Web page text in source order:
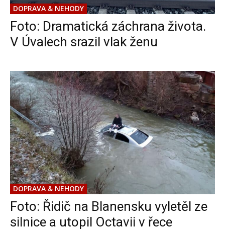
DOPRAVA & NEHODY
Foto: Dramatická záchrana života.
V Úvalech srazil vlak ženu
DOPRAVA & NEHODY
Foto: Řidič na Blanensku vyletěl ze
silnice a utopil Octavii v řece